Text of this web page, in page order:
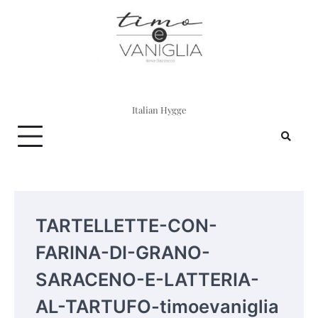
Italian Hygge
TARTELLETTE-CON-
FARINA-DI-GRANO-
SARACENO-E-LATTERIA-
AL-TARTUFO-timoevaniglia